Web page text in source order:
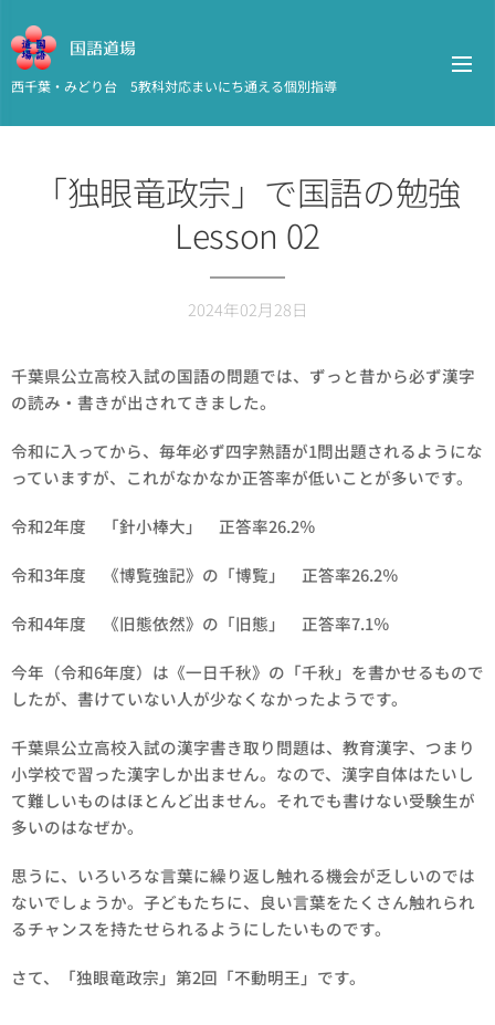
国語道場
西千葉・みどり台 5教科対応まいにち通える個別指導
「独眼竜政宗」で国語の勉強
Lesson 02
2024年02月28日
千葉県公立高校入試の国語の問題では、ずっと昔から必ず漢字
の読み・書きが出されてきました。
令和に入ってから、毎年必ず四字熟語が1問出題されるようにな
っていますが、これがなかなか正答率が低いことが多いです。
令和2年度 「針小棒大」 正答率26.2％
令和3年度 《博覧強記》の「博覧」 正答率26.2％
令和4年度 《旧態依然》の「旧態」 正答率7.1％
今年（令和6年度）は《一日千秋》の「千秋」を書かせるもので
したが、書けていない人が少なくなかったようです。
千葉県公立高校入試の漢字書き取り問題は、教育漢字、つまり
小学校で習った漢字しか出ません。なので、漢字自体はたいし
て難しいものはほとんど出ません。それでも書けない受験生が
多いのはなぜか。
思うに、いろいろな言葉に繰り返し触れる機会が乏しいのでは
ないでしょうか。子どもたちに、良い言葉をたくさん触れられ
るチャンスを持たせられるようにしたいものです。
さて、「独眼竜政宗」第2回「不動明王」です。